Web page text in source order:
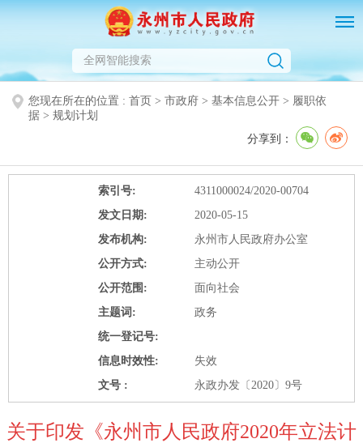
您现在所在的位置 : 首页 > 市政府 > 基本信息公开 > 履职依
据 > 规划计划
分享到：
索引号:
4311000024/2020-00704
发文日期:
2020-05-15
发布机构:
永州市人民政府办公室
公开方式:
主动公开
公开范围:
面向社会
主题词:
政务
统一登记号:
信息时效性:
失效
文号 :
永政办发〔2020〕9号
关于印发《永州市人民政府2020年立法计